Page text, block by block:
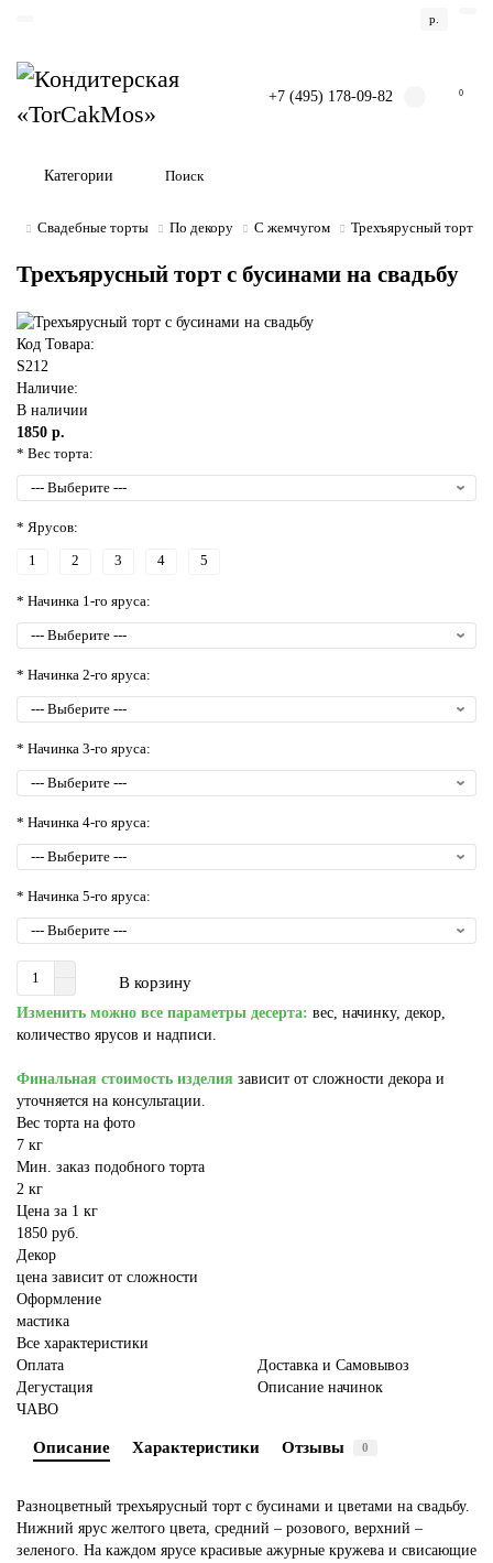
р.
+7 (495) 178-09-82 0
Категории
Свадебные торты По декору С жемчугом Трехъярусный торт с
Трехъярусный торт с бусинами на свадьбу
Код Товара:
S212
Наличие:
В наличии
1850 р.
* Вес торта:
* Ярусов:
1 2 3 4 5
* Начинка 1-го яруса:
* Начинка 2-го яруса:
* Начинка 3-го яруса:
* Начинка 4-го яруса:
* Начинка 5-го яруса:
В корзину
Изменить можно все параметры десерта: вес, начинку, декор,
количество ярусов и надписи.
Финальная стоимость изделия зависит от сложности декора и
уточняется на консультации.
Вес торта на фото
7 кг
Мин. заказ подобного торта
2 кг
Цена за 1 кг
1850 руб.
Декор
цена зависит от сложности
Оформление
мастика
Все характеристики
Оплата
Доставка и Самовывоз
Дегустация
Описание начинок
ЧАВО
Описание Характеристики Отзывы 0
Разноцветный трехъярусный торт с бусинами и цветами на свадьбу.
Нижний ярус желтого цвета, средний – розового, верхний –
зеленого. На каждом ярусе красивые ажурные кружева и свисающие